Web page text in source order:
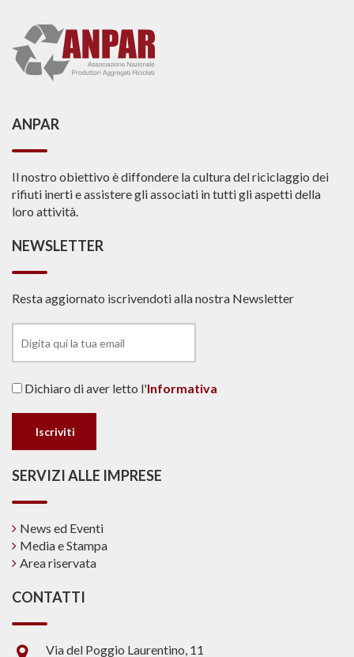
ANPAR
Il nostro obiettivo è diffondere la cultura del riciclaggio dei
rifiuti inerti e assistere gli associati in tutti gli aspetti della
loro attività.
NEWSLETTER
Resta aggiornato iscrivendoti alla nostra Newsletter
Dichiaro di aver letto l'Informativa
SERVIZI ALLE IMPRESE
News ed Eventi
Media e Stampa
Area riservata
CONTATTI
Via del Poggio Laurentino, 11